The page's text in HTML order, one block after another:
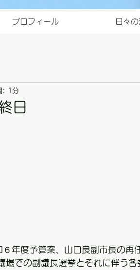
プロフィール 日々
日
: 1分
年度予算案、山口良副市長の再
での副議長選挙とそれに伴う各